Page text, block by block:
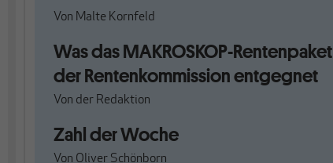
Von Malte Kornfeld
Was das MAKROSKOP-Rentenpaket
der Rentenkommission entgegnet
Von der Redaktion
Zahl der Woche
Von Oliver Schönborn